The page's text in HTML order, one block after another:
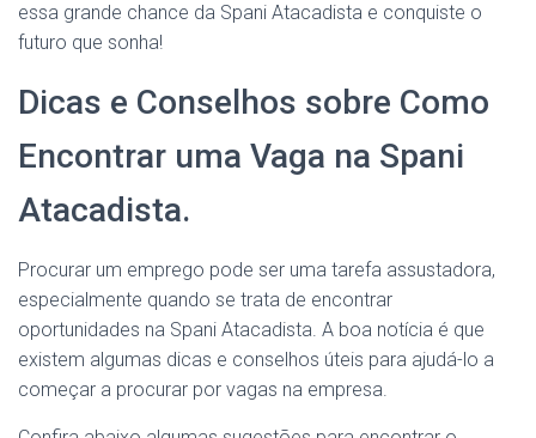
essa grande chance da Spani Atacadista e conquiste o
futuro que sonha!
Dicas e Conselhos sobre Como
Encontrar uma Vaga na Spani
Atacadista.
Procurar um emprego pode ser uma tarefa assustadora,
especialmente quando se trata de encontrar
oportunidades na Spani Atacadista. A boa notícia é que
existem algumas dicas e conselhos úteis para ajudá-lo a
começar a procurar por vagas na empresa.